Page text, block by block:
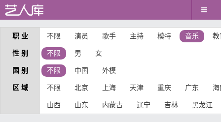
职 业 不限 演员 歌手 主持 模特 音乐 教
性 别 不限 男 女
国 别 不限 中国 外模
区 域 不限 北京 上海 天津 重庆 广东 海
山西 山东 内蒙古 辽宁 吉林 黑龙江